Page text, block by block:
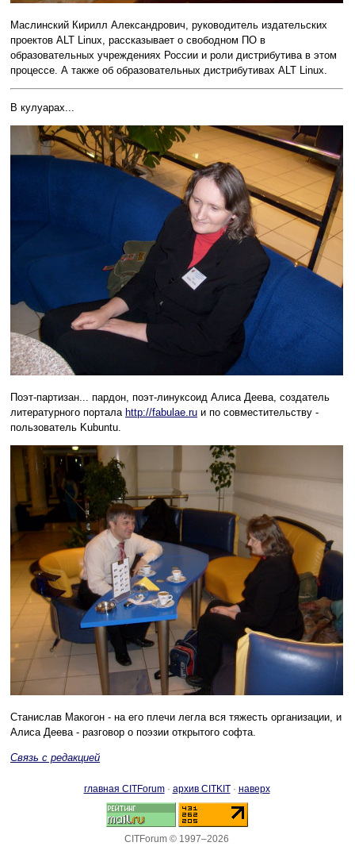
Маслинский Кирилл Александрович, руководитель издательских
проектов ALT Linux, рассказывает о свободном ПО в
образовательных учреждениях России и роли дистрибутива в этом
процессе. А также об образовательных дистрибутивах ALT Linux.
В кулуарах...
Поэт-партизан... пардон, поэт-линуксоид Алиса Деева, создатель
литературного портала http://fabulae.ru и по совместительству -
пользователь Kubuntu.
Станислав Макогон - на его плечи легла вся тяжесть организации, и
Алиса Деева - разговор о поэзии открытого софта.
Связь с редакцией
главная CITForum· архив CITKIT· наверх
CITForum © 1997–2026